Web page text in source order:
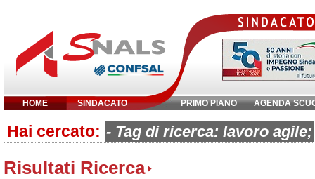
HOME SINDACATO PRIMO PIANO AGENDA
Inserisci parola chiave:
Hai cercato: - Tag di ricerca: lavoro agile;
Risultati Ricerca